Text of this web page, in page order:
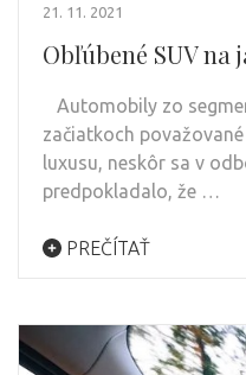
21. 11. 2021
Obľúbené SUV na
Automobily zo
začiatkoch
luxusu, neskôr sa v
predpokladalo, že …
PREČÍTAŤ